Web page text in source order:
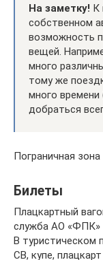
На заметку! К
собственном
возможность
вещей.
много
тому же
много
добраться
Пограничная
Билеты
Плацкартный
служба АО «ФПК»
В туристическом
СВ, купе,